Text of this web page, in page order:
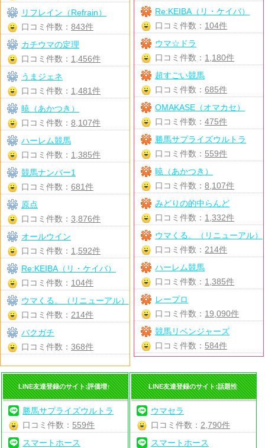
Re:KEIBA（リ・ケイバ）
口コミ件数： 104件
ウマ☆ドラ
口コミ件数： 1,180件
超すごい競馬
口コミ件数：685件
OMAKASE（オマカセ）
口コミ件数：475件
勝馬サプライズウルトラ
口コミ件数： 559件
暁（あかつき）
口コミ件数：8,107件
みどりの的中らんど
口コミ件数： 1,332件
ウマくる。（リニューアル）
口コミ件数： 214件
ハーレム競馬
口コミ件数： 1,385件
レープロ
口コミ件数： 19,090件
競馬リベンジャーズ
口コミ件数： 584件
リフレイン（Refrain）
口コミ件数： 843件
カチウマの定理
口コミ件数： 1,456件
うまジェネ
口コミ件数： 1,481件
暁（あかつき）
口コミ件数： 8,107件
ハーレム競馬
口コミ件数： 1,385件
競馬ナンバー1
口コミ件数： 681件
原点
口コミ件数： 3,876件
オールウイン
口コミ件数： 1,592件
Re:KEIBA（リ・ケイバ）
口コミ件数： 104件
ウマくる。（リニューアル）
口コミ件数： 214件
バクガチ
口コミ件数： 368件
LINE友達登録のサイト:評価増↑
勝馬サプライズウルトラ
口コミ件数： 559件
スマートホース
LINE友達登録のサイト:話題性
ウマセラ
口コミ件数： 2,790件
スマートホース